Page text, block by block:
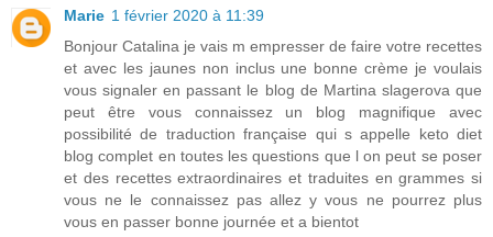
Marie 1 février 2020 à 11:39
Bonjour Catalina je vais m empresser de faire votre recettes
et avec les jaunes non inclus une bonne crème je voulais
vous signaler en passant le blog de Martina slagerova que
peut être vous connaissez un blog magnifique avec
possibilité de traduction française qui s appelle keto diet
blog complet en toutes les questions que l on peut se poser
et des recettes extraordinaires et traduites en grammes si
vous ne le connaissez pas allez y vous ne pourrez plus
vous en passer bonne journée et a bientot